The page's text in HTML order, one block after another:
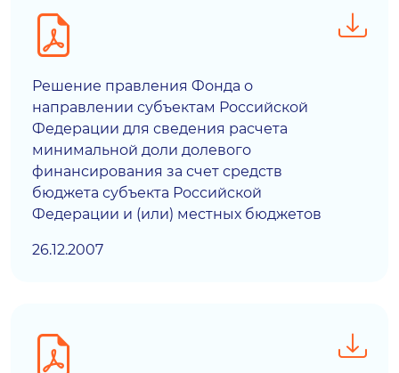
Решение правления Фонда о
направлении субъектам Российской
Федерации для сведения расчета
минимальной доли долевого
финансирования за счет средств
бюджета субъекта Российской
Федерации и (или) местных бюджетов
26.12.2007